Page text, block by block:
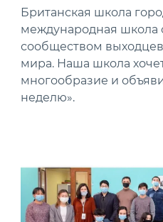
Британская школа
международная
сообществом
мира. Наша школа
многообразие и
неделю».